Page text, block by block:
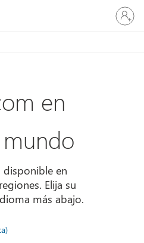
Iniciar
sesión
en
cuenta
en
disponible en
Elija su
más abajo.